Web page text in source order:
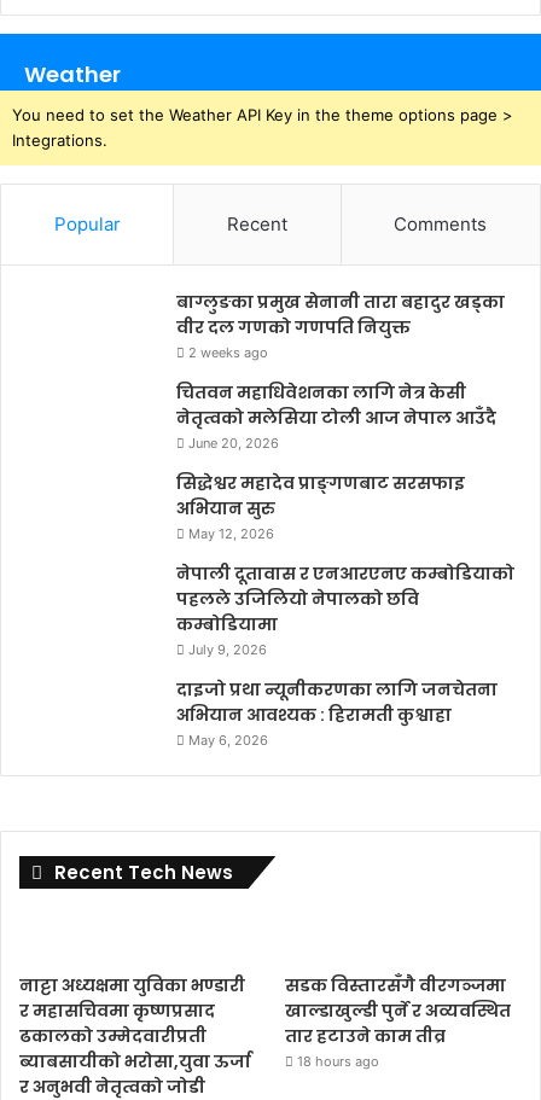
Weather
You need to set the Weather API Key in the theme options page >
Integrations.
Popular Recent Comments
बाग्लुङका प्रमुख सेनानी तारा बहादुर खड्का
वीर दल गणको गणपति नियुक्त
2 weeks ago
चितवन महाधिवेशनका लागि नेत्र केसी
नेतृत्वको मलेसिया टोली आज नेपाल आउँदै
June 20, 2026
सिद्धेश्वर महादेव प्राङ्गणबाट सरसफाइ
अभियान सुरु
May 12, 2026
नेपाली दूतावास र एनआरएनए कम्बोडियाको
पहलले उजिलियो नेपालको छवि
कम्बोडियामा
July 9, 2026
दाइजो प्रथा न्यूनीकरणका लागि जनचेतना
अभियान आवश्यक : हिरामती कुश्वाहा
May 6, 2026
Recent Tech News
नाट्टा अध्यक्षमा युविका भण्डारी
र महासचिवमा कृष्णप्रसाद
ढकालको उम्मेदवारीप्रती
ब्याबसायीको भरोसा,युवा ऊर्जा
र अनुभवी नेतृत्वको जोडी
सडक विस्तारसँगै वीरगञ्जमा
खाल्डाखुल्डी पुर्ने र अव्यवस्थित
तार हटाउने काम तीव्र
18 hours ago